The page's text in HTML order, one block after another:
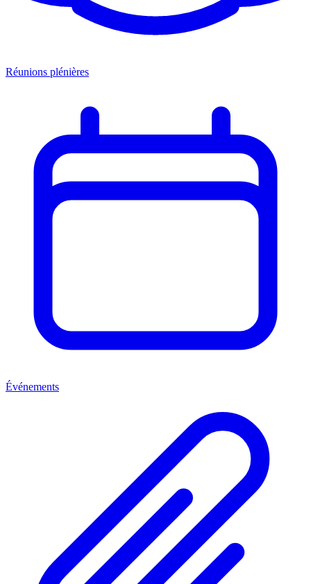
Réunions plénières
Événements